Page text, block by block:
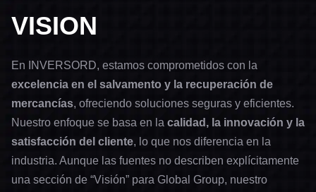
VISION
En INVERSORD, estamos comprometidos con la
excelencia en el salvamento y la recuperación de
mercancías, ofreciendo soluciones seguras y eficientes.
Nuestro enfoque se basa en la calidad, la innovación y la
satisfacción del cliente, lo que nos diferencia en la
industria. Aunque las fuentes no describen explícitamente
una sección de “Visión” para Global Group, nuestro